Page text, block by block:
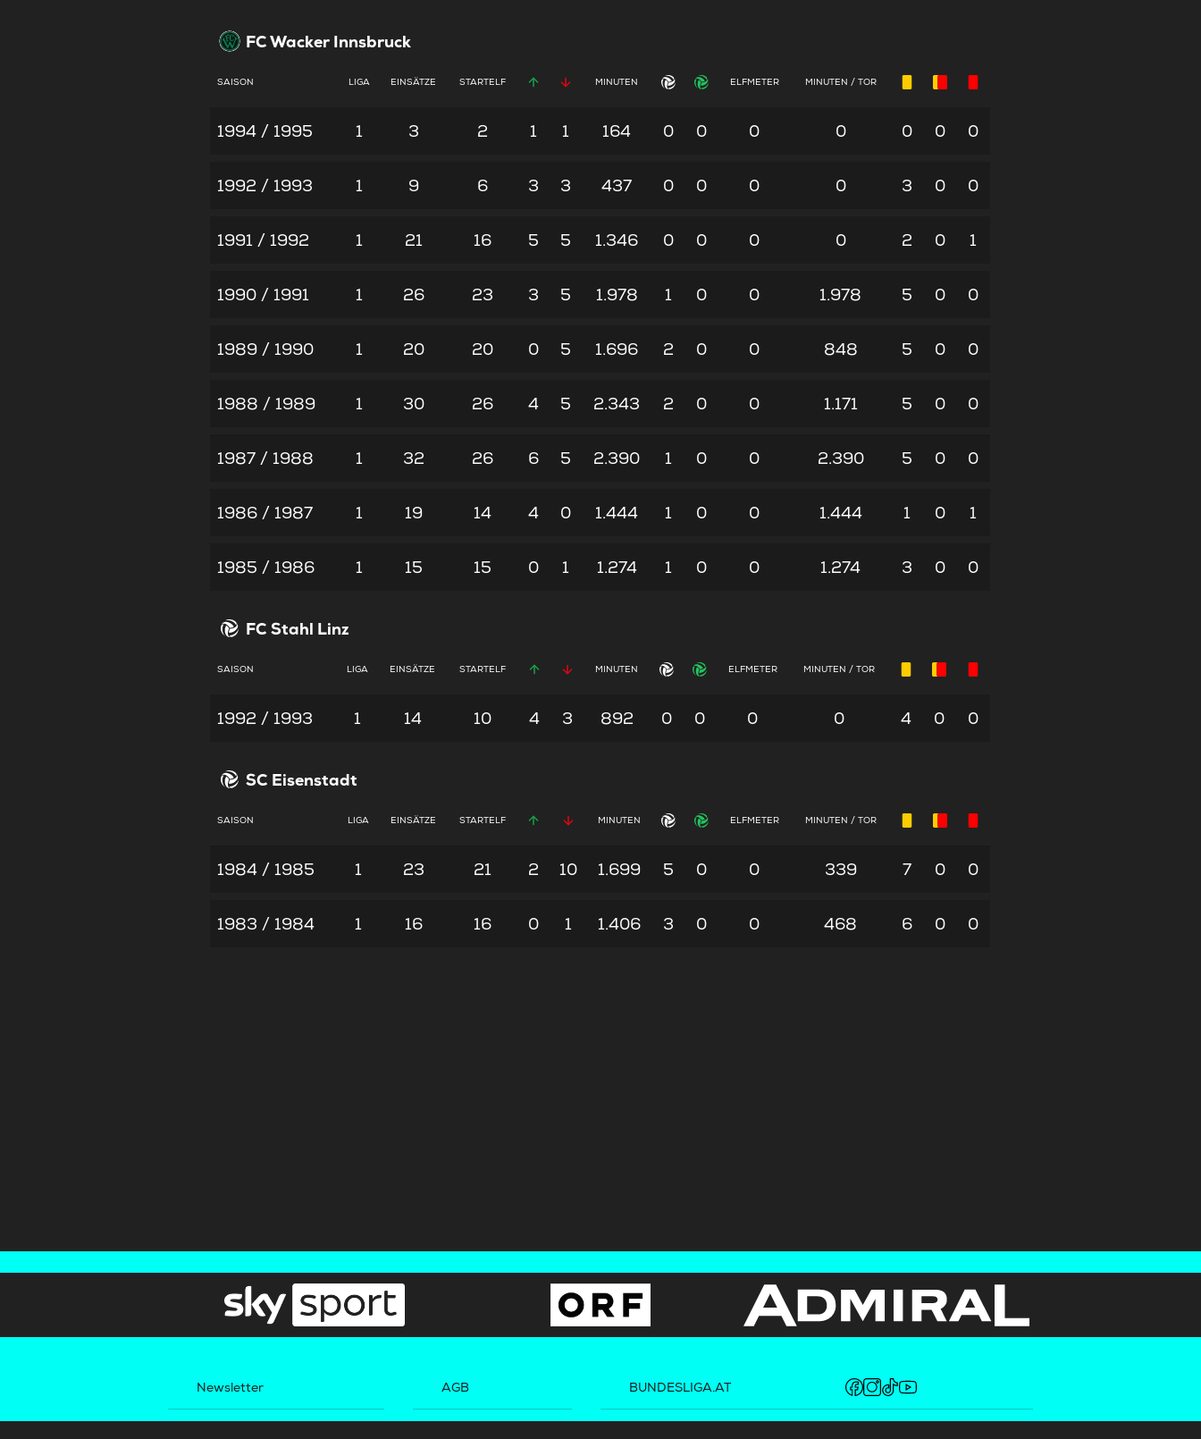
FC Wacker Innsbruck
SAISON LIGA EINSÄTZE STARTELF MINUTEN ELFMETER MINUTEN / TOR
1994 / 1995 1 3 2 1 1 164 0 0 0 0 0 0 0
1992 / 1993 1 9 6 3 3 437 0 0 0 0 3 0 0
1991 / 1992 1 21 16 5 5 1.346 0 0 0 0 2 0 1
1990 / 1991 1 26 23 3 5 1.978 1 0 0 1.978 5 0 0
1989 / 1990 1 20 20 0 5 1.696 2 0 0 848 5 0 0
1988 / 1989 1 30 26 4 5 2.343 2 0 0 1.171 5 0 0
1987 / 1988 1 32 26 6 5 2.390 1 0 0 2.390 5 0 0
1986 / 1987 1 19 14 4 0 1.444 1 0 0 1.444 1 0 1
1985 / 1986 1 15 15 0 1 1.274 1 0 0 1.274 3 0 0
FC Stahl Linz
SAISON LIGA EINSÄTZE STARTELF MINUTEN ELFMETER MINUTEN / TOR
1992 / 1993 1 14 10 4 3 892 0 0 0 0 4 0 0
SC Eisenstadt
SAISON LIGA EINSÄTZE STARTELF MINUTEN ELFMETER MINUTEN / TOR
1984 / 1985 1 23 21 2 10 1.699 5 0 0 339 7 0 0
1983 / 1984 1 16 16 0 1 1.406 3 0 0 468 6 0 0
Newsletter AGB BUNDESLIGA.AT